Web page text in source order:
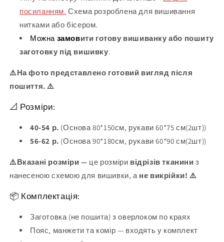
посиланням. Схема розроблена для вишивання
нитками або бісером.
Можна замовити готову вишиванку або пошиту
заготовку під вишивку.
⚠️На фото представлено готовий вигляд після
пошиття. ⚠️
📐 Розміри:
40-54 р. (Основа 80*150см, рукави 60*75 см(2шт))
56-62 р. (Основа 90*180см, рукави 60*90 см(2шт))
⚠️Вказані розміри — це розміри відрізів тканиниз
нанесеною схемою для вишивки, а не викрійки! ⚠️
📦 Комплектація:
Заготовка (не пошита) з оверлоком по краях
Пояс, манжети та комір — входять у комплект